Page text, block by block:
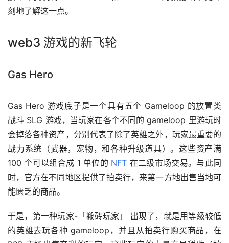
刻地了解这一点。
web3 游戏的新飞轮
Gas Hero
Gas Hero 游戏底子是一个具有五个 Gameloop 的放置类
战斗 SLG 游戏，当玩家在各个不同的 gameloop 里游玩时
会掉落各种资产，分别代表了除了英雄之外，玩家最重要的
战力系统（武器，宠物，和各种升级道具）。这些资产满
100 个可以组合成 1 单位的 NFT 在二级市场交易。与此同
时，官方在不同地区提供了拍卖行，来第一方地出售当地可
能匮乏的商品。
于是，第一种玩家-「搬砖玩家」 出现了，就是用等级较低
的英雄去玩各种 gameloop，并且从拍卖行购买商品，在